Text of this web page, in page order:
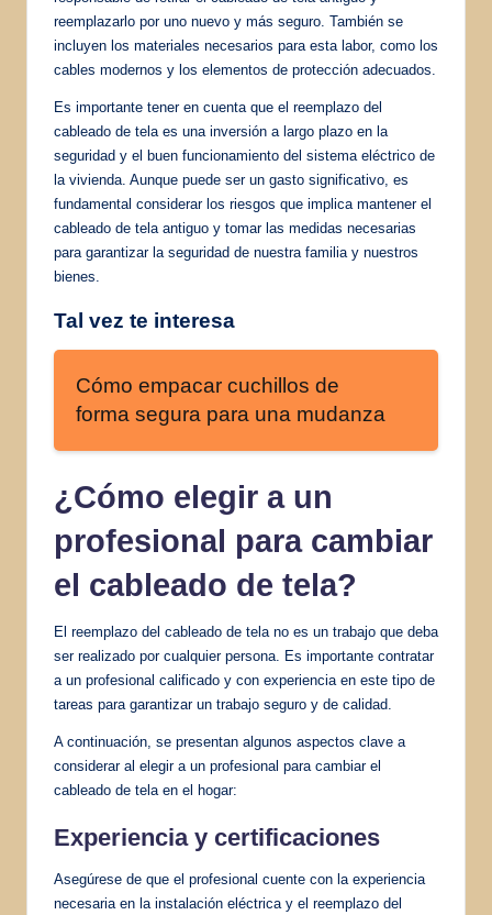
reemplazarlo por uno nuevo y más seguro. También se
incluyen los materiales necesarios para esta labor, como los
cables modernos y los elementos de protección adecuados.
Es importante tener en cuenta que el reemplazo del
cableado de tela es una inversión a largo plazo en la
seguridad y el buen funcionamiento del sistema eléctrico de
la vivienda. Aunque puede ser un gasto significativo, es
fundamental considerar los riesgos que implica mantener el
cableado de tela antiguo y tomar las medidas necesarias
para garantizar la seguridad de nuestra familia y nuestros
bienes.
Tal vez te interesa
Cómo empacar cuchillos de
forma segura para una mudanza
¿Cómo elegir a un
profesional para cambiar
el cableado de tela?
El reemplazo del cableado de tela no es un trabajo que deba
ser realizado por cualquier persona. Es importante contratar
a un profesional calificado y con experiencia en este tipo de
tareas para garantizar un trabajo seguro y de calidad.
A continuación, se presentan algunos aspectos clave a
considerar al elegir a un profesional para cambiar el
cableado de tela en el hogar:
Experiencia y certificaciones
Asegúrese de que el profesional cuente con la experiencia
necesaria en la instalación eléctrica y el reemplazo del